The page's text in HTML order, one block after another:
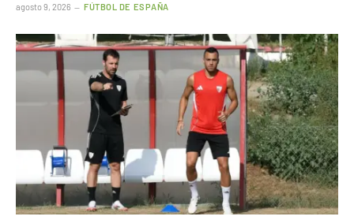
agosto 9, 2026 FÚTBOL DE ESPAÑA